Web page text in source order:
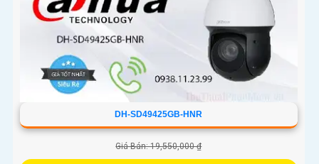
DH-SD49425GB-HNR
Giá Bán: 19,550,000 ₫